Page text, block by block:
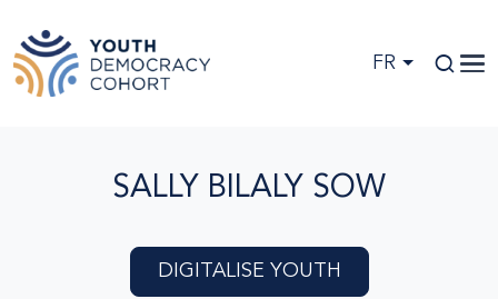
FR
SALLY BILALY SOW
DIGITALISE YOUTH